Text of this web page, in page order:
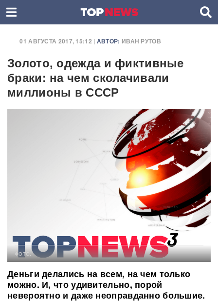
01 АВГУСТА 2017, 15:12 | АВТОР: ИВАН РУТОВ
Золото, одежда и фиктивные
браки: на чем сколачивали
миллионы в СССР
ФОТО:
Деньги делались на всем, на чем только
можно. И, что удивительно, порой
невероятно и даже неоправданно большие.